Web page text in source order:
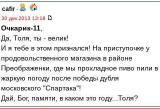
cafir -
30 дек 2013 13:18
Очкарик-11
Да, Толя, ты - велик!
И я тебе в этом признался! На приступочке у
продовольственного магазина в районе
Преображенки, где мы прохладное пиво пили в
жаркую погоду после победы дубля
московского "Спартака"!
Дай, Бог, памяти, в каком это году...Толя?